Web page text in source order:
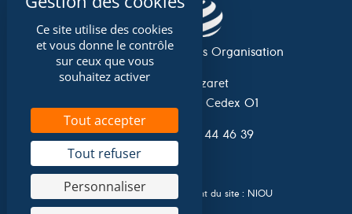
Ce site utilise des cookies
et vous donne le contrôle
sur ceux que vous
souhaitez activer
Tout accepter
Tout refuser
Personnaliser
Association Grand Pavois Organisation
Avenue du Lazaret
17 042 La Rochelle Cedex 01
Tel. 0033 (0)5 46 44 46 39
Conception et développement du site :NIOU